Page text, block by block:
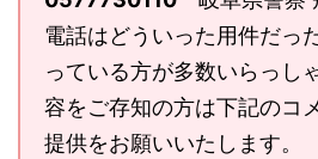
電話はどういった用件だっ
っている方が多数いらっし
容をご存知の方は下記のコ
提供をお願いいたします。